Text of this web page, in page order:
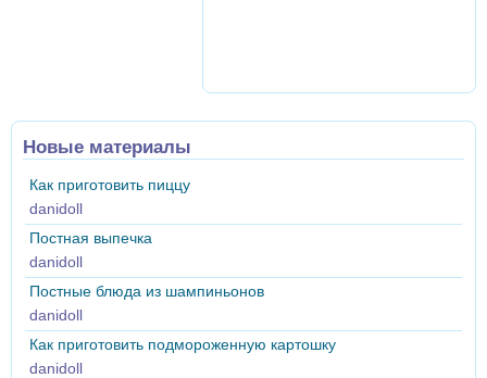
Новые материалы
Как приготовить пиццу
danidoll
Постная выпечка
danidoll
Постные блюда из шампиньонов
danidoll
Как приготовить подмороженную картошку
danidoll